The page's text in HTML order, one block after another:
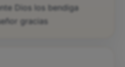
Dios los bendiga
gracias